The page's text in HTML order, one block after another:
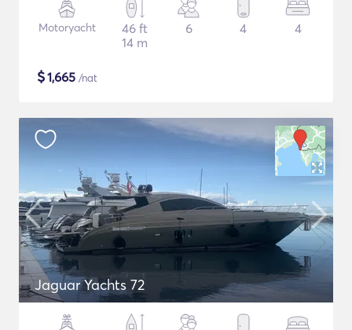
Motoryacht
46 ft
14 m
6 4 4
$1,665 /nat
Jaguar Yachts 72